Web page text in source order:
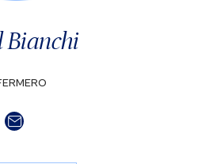
Bianchi